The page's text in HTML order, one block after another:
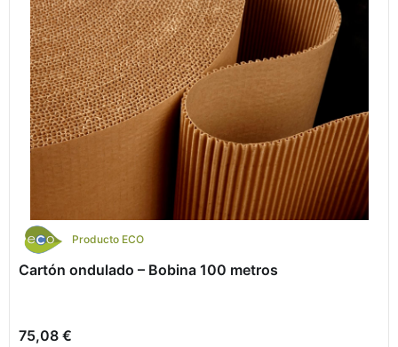
Producto ECO
Cartón ondulado – Bobina 100 metros
75,08 €